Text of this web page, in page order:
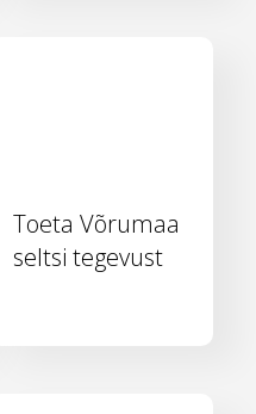
Toeta Võrumaa
seltsi tegevust